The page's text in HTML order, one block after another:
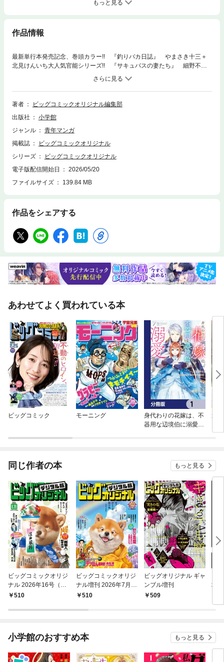
もっと見る
作品情報
最新単行本発売記念、巻頭カラー!! 『釣りバカ日誌』 やまさき十三＋
北見けんいち大人気官能シリーズ!! 『サキュバスの妻たち』 細野不二
彦連載再開!! 『んば！』 熱焼江うお●南蛮人 松本大洋 原案：シリ
ル・ペドロサ ●ポーさん キューライス ●いけない二人 稲岡和佐 ●
深夜食堂 安倍夜郎 ●親GoGoGo 吉田戦車 ●卑弥呼 リチャード・ウ
ー＋中村真理子 ●昭和天皇物語 能條純一 原作：半藤一利（『昭和
りすます 青木U平 ●大市民 がん闘病記 柳沢きみお ●コンクリート
の船 村上たかし ●公事師の弁 田島隆＋星野泰視 ●れむ a stray cat
充実コラム!![和食の喪失-海と川から絶えていく-] 芦野一青※『ビッグコミ
ックオリジナル』デジタル版には、紙版の付録、特典等は含まれません。
著者
ビッグコミックオリジナル編集部
出版社
小学館
ジャンル
青年マンガ
掲載誌
ビッグコミックオリジナル
シリーズ
ビッグコミックオリジナル
電子版配信開始日
2026/05/20
ファイルサイズ
139.84 MB
作品をシェアする
あわせてよく買われている本
ビッグコミック モーニング
身代わりの花嫁は、不
器用な辺境伯に溺愛さ
週
同じ作者の本 もっと見る
ビッグコミックオリジ
ナル 2026年16号（20
26年8月5日発売)
510
ビッグコミックオリジ
ナル増刊 2026年7月増
刊号（2026年6月12日
510
ビッグオリジナル ギャ
ンブル増刊
509
増刊
小学館のおすすめ本 もっと見る